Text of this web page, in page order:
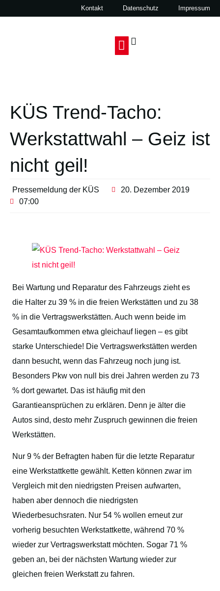
Kontakt Datenschutz Impressum
KÜS Trend-Tacho:
Werkstattwahl – Geiz ist
nicht geil!
Pressemeldung der KÜS
20. Dezember 2019
07:00
Bei Wartung und Reparatur des Fahrzeugs zieht es
die Halter zu 39 % in die freien Werkstätten und zu 38
% in die Vertragswerkstätten. Auch wenn beide im
Gesamtaufkommen etwa gleichauf liegen – es gibt
starke Unterschiede! Die Vertragswerkstätten werden
dann besucht, wenn das Fahrzeug noch jung ist.
Besonders Pkw von null bis drei Jahren werden zu 73
% dort gewartet. Das ist häufig mit den
Garantieansprüchen zu erklären. Denn je älter die
Autos sind, desto mehr Zuspruch gewinnen die freien
Werkstätten.
Nur 9 % der Befragten haben für die letzte Reparatur
eine Werkstattkette gewählt. Ketten können zwar im
Vergleich mit den niedrigsten Preisen aufwarten,
haben aber dennoch die niedrigsten
Wiederbesuchsraten. Nur 54 % wollen erneut zur
vorherig besuchten Werkstattkette, während 70 %
wieder zur Vertragswerkstatt möchten. Sogar 71 %
geben an, bei der nächsten Wartung wieder zur
gleichen freien Werkstatt zu fahren.